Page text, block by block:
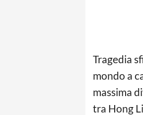
Tragedia
mondo a
massima
tra Hong